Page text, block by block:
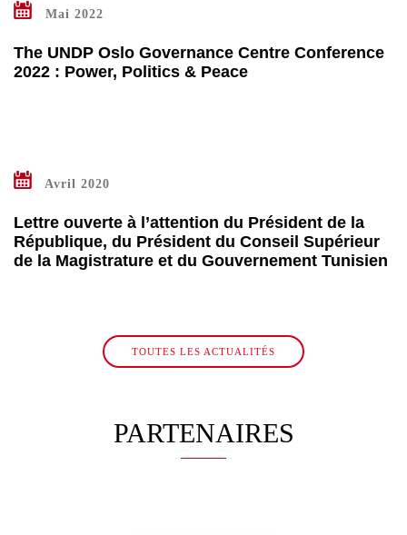
Mai 2022
The UNDP Oslo Governance Centre Conference
2022 : Power, Politics & Peace
Avril 2020
Lettre ouverte à l’attention du Président de la
République, du Président du Conseil Supérieur
de la Magistrature et du Gouvernement Tunisien
TOUTES LES ACTUALITÉS
PARTENAIRES